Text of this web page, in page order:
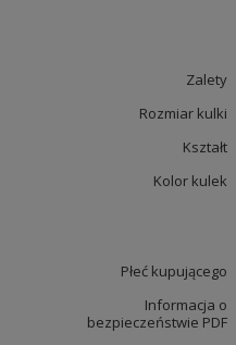
Zalety
Rozmiar kulki
Kształt
Kolor kulek
Płeć kupującego
Informacja o
bezpieczeństwie PDF